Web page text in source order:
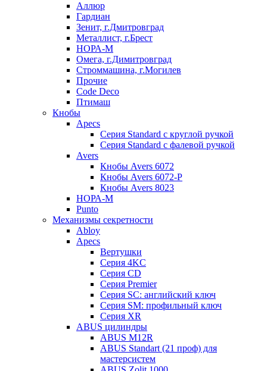
Аллюр
Гардиан
Зенит, г.Дмитровград
Металлист, г.Брест
НОРА-М
Омега, г.Димитровград
Строммашина, г.Могилев
Прочие
Code Deco
Птимаш
Кнобы
Apecs
Серия Standard с круглой ручкой
Серия Standard с фалевой ручкой
Avers
Кнобы Avers 6072
Кнобы Avers 6072-P
Кнобы Avers 8023
НОРА-М
Punto
Механизмы секретности
Abloy
Apecs
Вертушки
Серия 4KC
Серия CD
Серия Premier
Серия SC: английский ключ
Серия SM: профильный ключ
Серия XR
ABUS цилиндры
ABUS M12R
ABUS Standart (21 проф) для
мастерсистем